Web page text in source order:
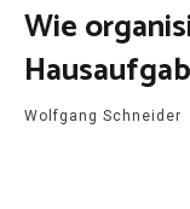
Wie
Wolfgang Schneider